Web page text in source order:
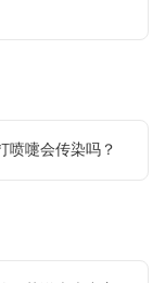
嚏会传染吗？